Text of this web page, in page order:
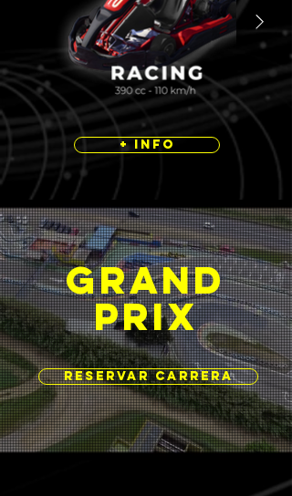
+ INFO
GRAND
PRIX
RESERVAR CARRERA